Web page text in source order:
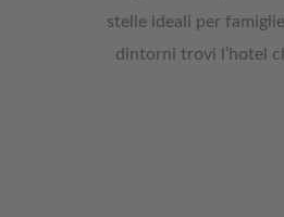
stelle ideali per
dintorni trovi l’hotel